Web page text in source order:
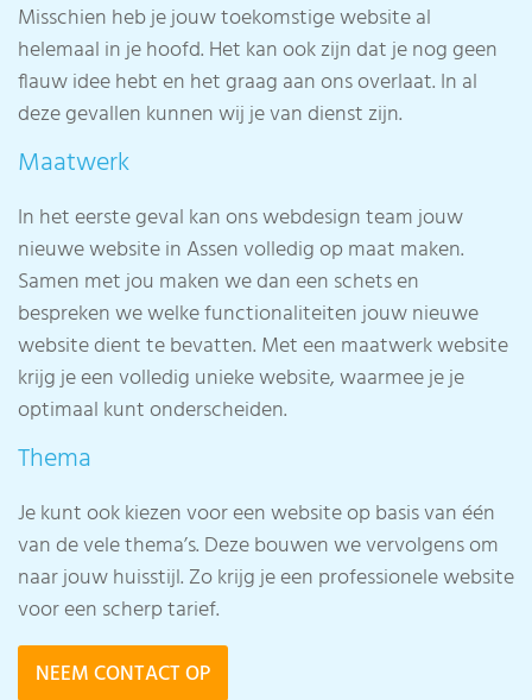
Misschien heb je jouw toekomstige website al
helemaal in je hoofd. Het kan ook zijn dat je nog geen
flauw idee hebt en het graag aan ons overlaat. In al
deze gevallen kunnen wij je van dienst zijn.
Maatwerk
In het eerste geval kan ons webdesign team jouw
nieuwe website in Assen volledig op maat maken.
Samen met jou maken we dan een schets en
bespreken we welke functionaliteiten jouw nieuwe
website dient te bevatten. Met een maatwerk website
krijg je een volledig unieke website, waarmee je je
optimaal kunt onderscheiden.
Thema
Je kunt ook kiezen voor een website op basis van één
van de vele thema’s. Deze bouwen we vervolgens om
naar jouw huisstijl. Zo krijg je een professionele website
voor een scherp tarief.
NEEM CONTACT OP